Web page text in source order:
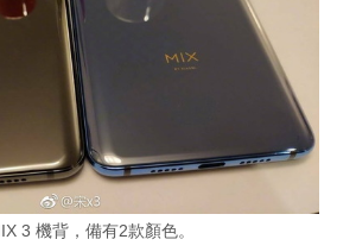
3 機背，備有2款顏色。